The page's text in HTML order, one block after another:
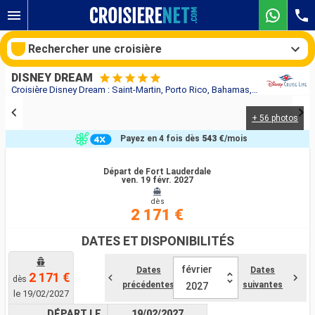
Croisière Disney Dream : Saint-Martin, Porto Rico, Bahamas, États-Unis au départ de Fort Lauderdale
DISNEY DREAM
+ 56 photos
Départ de Fort Lauderdale
ven. 19 févr. 2027
dès
2 171 €
Payez en 4 fois dès 543 €/mois
DATES ET DISPONIBILITÉS
dès 2 171 €
le 19/02/2027
Dates
précédentes
février
2027
Dates
suivantes
Rechercher une croisière
Rechercher